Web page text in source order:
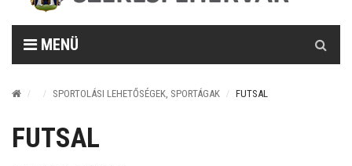
MENÜ
SPORTOLÁSI LEHETŐSÉGEK, SPORTÁGAK FUTSAL
FUTSAL